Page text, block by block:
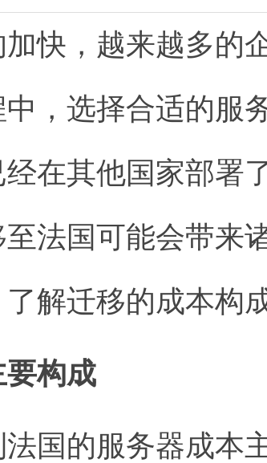
快，越来越多的
，选择合适的服
在其他国家部署
法国可能会带来
解迁移的成本构
构成
国的服务器成本